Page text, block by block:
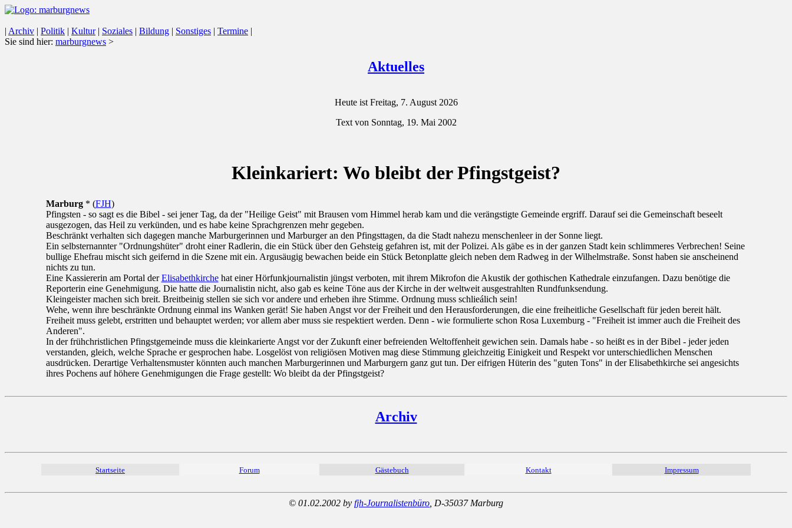
| Archiv | Politik | Kultur| Soziales | Bildung | Sonstiges | Termine |
Sie sind hier: marburgnews >
Aktuelles
Heute ist Freitag, 7. August 2026
Text von Sonntag, 19. Mai 2002
Kleinkariert: Wo bleibt der Pfingstgeist?
Marburg* (FJH)
Pfingsten - so sagt es die Bibel - sei jener Tag, da der "Heilige Geist" mit Brausen vom Himmel herab kam und die verängstigte Gemeinde ergriff. Darauf sei die Gemeinschaft beseelt
ausgezogen, das Heil zu verkünden, und es habe keine Sprachgrenzen mehr gegeben.
Beschränkt verhalten sich dagegen manche Marburgerinnen und Marburger an den Pfingsttagen, da die Stadt nahezu menschenleer in der Sonne liegt.
Ein selbsternannter "Ordnungshüter" droht einer Radlerin, die ein Stück über den Gehsteig gefahren ist, mit der Polizei. Als gäbe es in der ganzen Stadt kein schlimmeres Verbrechen! Seine
bullige Ehefrau mischt sich geifernd in die Szene mit ein. Argusäugig bewachen beide ein Stück Betonplatte gleich neben dem Radweg in der Wilhelmstraße. Sonst haben sie anscheinend
nichts zu tun.
Eine Kassiererin am Portal derElisabethkirchehat einer Hörfunkjournalistin jüngst verboten, mit ihrem Mikrofon die Akustik der gothischen Kathedrale einzufangen. Dazu benötige die
Reporterin eine Genehmigung. Die hatte die Journalistin nicht, also gab es keine Töne aus der Kirche in der weltweit ausgestrahlten Rundfunksendung.
Kleingeister machen sich breit. Breitbeinig stellen sie sich vor andere und erheben ihre Stimme. Ordnung muss schlieálich sein!
Wehe, wenn ihre beschränkte Ordnung einmal ins Wanken gerät! Sie haben Angst vor der Freiheit und den Herausforderungen, die eine freiheitliche Gesellschaft für jeden bereit hält.
Freiheit muss gelebt, erstritten und behauptet werden; vor allem aber muss sie respektiert werden. Denn - wie formulierte schon Rosa Luxemburg - "Freiheit ist immer auch die Freiheit des
Anderen".
In der frühchristlichen Pfingstgemeinde muss die kleinkarierte Angst vor der Zukunft einer befreienden Weltoffenheit gewichen sein. Damals habe - so heißt es in der Bibel - jeder jeden
verstanden, gleich, welche Sprache er gesprochen habe. Losgelöst von religiösen Motiven mag diese Stimmung gleichzeitig Einigkeit und Respekt vor unterschiedlichen Menschen
ausdrücken. Derartige Verhaltensmuster könnten auch manchen Marburgerinnen und Marburgern ganz gut tun. Der eifrigen Hüterin des "guten Tons" in der Elisabethkirche sei angesichts
ihres Pochens auf höhere Genehmigungen die Frage gestellt: Wo bleibt da der Pfingstgeist?
Archiv
Startseite Forum Gästebuch Kontakt Impressum
© 01.02.2002 by fjh-Journalistenbüro , D-35037 Marburg